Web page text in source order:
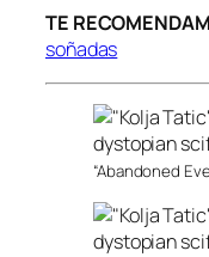
TE
soñadas
“Abandoned